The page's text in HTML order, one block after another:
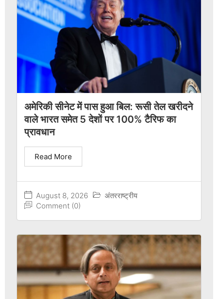
अमेरिकी सीनेट में पास हुआ बिल: रूसी तेल खरीदने
वाले भारत समेत 5 देशों पर 100% टैरिफ का
प्रावधान
August 8, 2026
अंतरराष्ट्रीय
Comment (0)
Read More